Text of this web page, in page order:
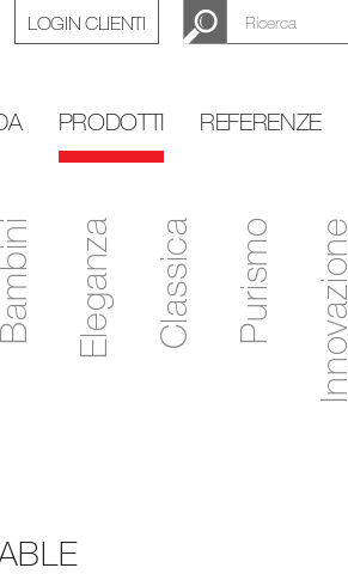
LOGIN CLIENTI
PRODOTTI REFERENZE
Bambini Eleganza Classica Purismo Innovazione